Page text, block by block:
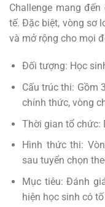
Challenge mang
tế. Đặc biệt, vòng sơ
và mở rộng cho mọi
Đối tượng: Học
Cấu trúc thi: Gồm
chính thức, vòng
Thời gian tổ chức:
Hình thức thi:
sau tuyển chọn
Mục tiêu: Đánh
hiện học sinh có